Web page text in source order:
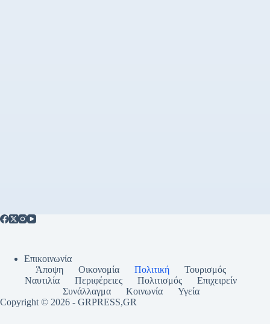
Επικοινωνία
Άποψη
Οικονομία Πολιτική
Τουρισμός
Ναυτιλία
Περιφέρειες Πολιτισμός
Επιχειρείν
Συνάλλαγμα
Κοινωνία
Υγεία
Copyright © 2026 - GRPRESS,GR